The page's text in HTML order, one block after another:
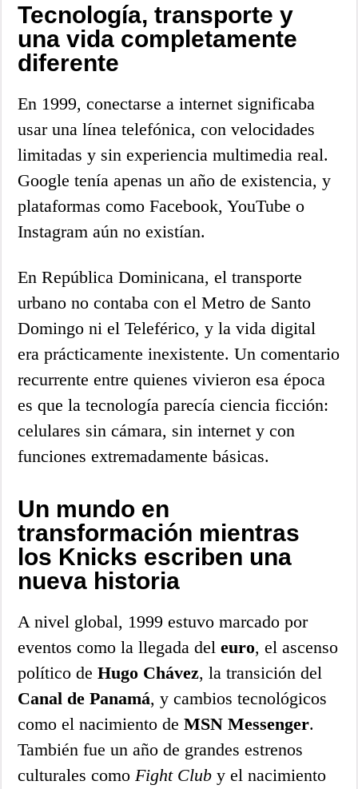
Tecnología, transporte y
una vida completamente
diferente
En 1999, conectarse a internet significaba
usar una línea telefónica, con velocidades
limitadas y sin experiencia multimedia real.
Google tenía apenas un año de existencia, y
plataformas como Facebook, YouTube o
Instagram aún no existían.
En República Dominicana, el transporte
urbano no contaba con el Metro de Santo
Domingo ni el Teleférico, y la vida digital
era prácticamente inexistente. Un comentario
recurrente entre quienes vivieron esa época
es que la tecnología parecía ciencia ficción:
celulares sin cámara, sin internet y con
funciones extremadamente básicas.
Un mundo en
transformación mientras
los Knicks escriben una
nueva historia
A nivel global, 1999 estuvo marcado por
eventos como la llegada deleuro, el ascenso
político deHugo Chávez, la transición del
Canal de Panamá, y cambios tecnológicos
como el nacimiento deMSN Messenger.
También fue un año de grandes estrenos
culturales como Fight Club y el nacimiento